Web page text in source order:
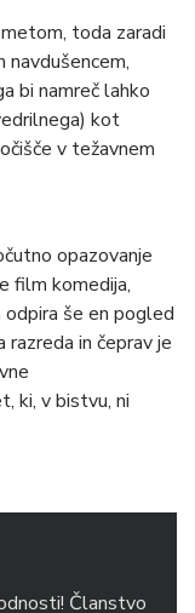
toda zaradi
bi namreč lahko
kot
v težavnem
opazovanje
film komedija,
še en pogled
in čeprav je
ki, v bistvu, ni
Članstvo